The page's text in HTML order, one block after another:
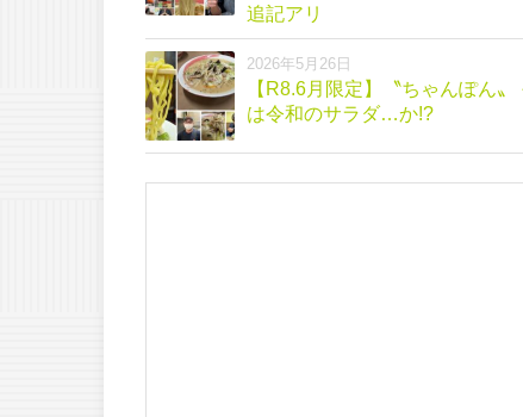
追記アリ
2026年5月26日
【R8.6月限定】〝ちゃんぽん〟 それ
は令和のサラダ…か!?